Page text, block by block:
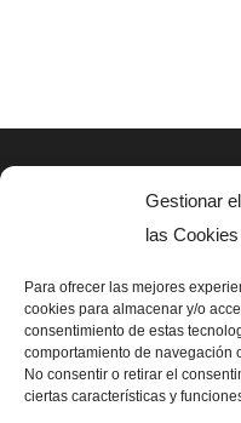
Gestionar
las Cookies
Para ofrecer las mejores
cookies para almacenar y/o
consentimiento de estas
comportamiento de navegación
No consentir o retirar el
ciertas características y
AVISO LEGAL
SIGUENOS EN